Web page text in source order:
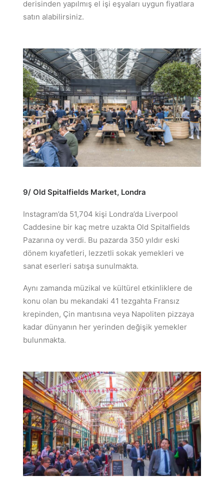
derisinden yapılmış el işi eşyaları uygun fiyatlara
satın alabilirsiniz.
9/ Old Spitalfields Market, Londra
Instagram’da 51,704 kişi Londra’da Liverpool
Caddesine bir kaç metre uzakta Old Spitalfields
Pazarına oy verdi. Bu pazarda 350 yıldır eski
dönem kıyafetleri, lezzetli sokak yemekleri ve
sanat eserleri satışa sunulmakta.
Aynı zamanda müzikal ve kültürel etkinliklere de
konu olan bu mekandaki 41 tezgahta Fransız
krepinden, Çin mantısına veya Napoliten pizzaya
kadar dünyanın her yerinden değişik yemekler
bulunmakta.